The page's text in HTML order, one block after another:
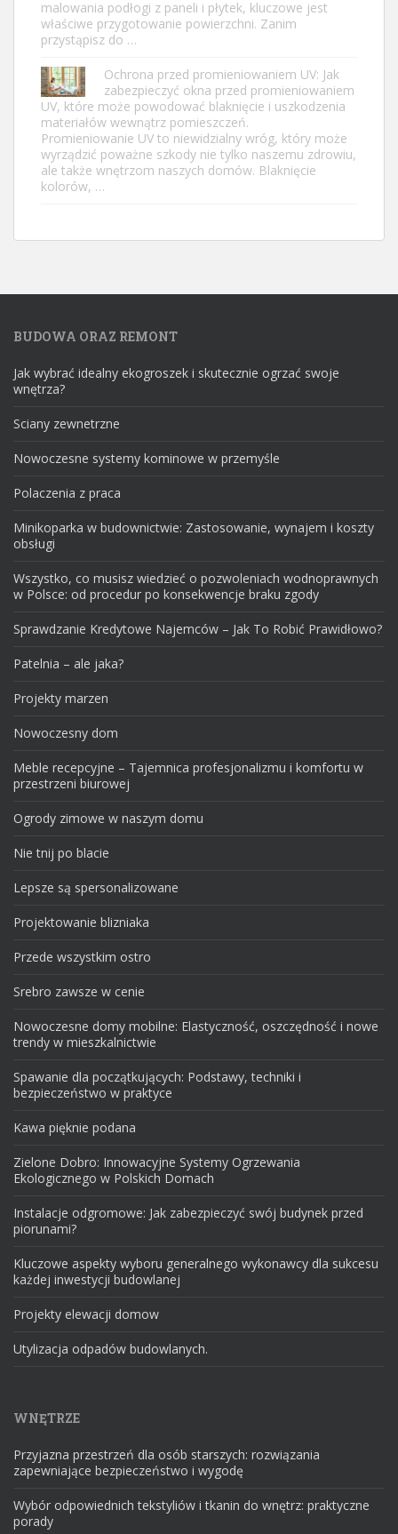
malowania podłogi z paneli i płytek, kluczowe jest
właściwe przygotowanie powierzchni. Zanim
przystąpisz do …
Ochrona przed promieniowaniem UV: Jak
zabezpieczyć okna przed promieniowaniem
UV, które może powodować blaknięcie i uszkodzenia
materiałów wewnątrz pomieszczeń.
Promieniowanie UV to niewidzialny wróg, który może
wyrządzić poważne szkody nie tylko naszemu zdrowiu,
ale także wnętrzom naszych domów. Blaknięcie
kolorów, …
BUDOWA ORAZ REMONT
Jak wybrać idealny ekogroszek i skutecznie ogrzać swoje
wnętrza?
Sciany zewnetrzne
Nowoczesne systemy kominowe w przemyśle
Polaczenia z praca
Minikoparka w budownictwie: Zastosowanie, wynajem i koszty
obsługi
Wszystko, co musisz wiedzieć o pozwoleniach wodnoprawnych
w Polsce: od procedur po konsekwencje braku zgody
Sprawdzanie Kredytowe Najemców – Jak To Robić Prawidłowo?
Patelnia – ale jaka?
Projekty marzen
Nowoczesny dom
Meble recepcyjne – Tajemnica profesjonalizmu i komfortu w
przestrzeni biurowej
Ogrody zimowe w naszym domu
Nie tnij po blacie
Lepsze są spersonalizowane
Projektowanie blizniaka
Przede wszystkim ostro
Srebro zawsze w cenie
Nowoczesne domy mobilne: Elastyczność, oszczędność i nowe
trendy w mieszkalnictwie
Spawanie dla początkujących: Podstawy, techniki i
bezpieczeństwo w praktyce
Kawa pięknie podana
Zielone Dobro: Innowacyjne Systemy Ogrzewania
Ekologicznego w Polskich Domach
Instalacje odgromowe: Jak zabezpieczyć swój budynek przed
piorunami?
Kluczowe aspekty wyboru generalnego wykonawcy dla sukcesu
każdej inwestycji budowlanej
Projekty elewacji domow
Utylizacja odpadów budowlanych.
WNĘTRZE
Przyjazna przestrzeń dla osób starszych: rozwiązania
zapewniające bezpieczeństwo i wygodę
Wybór odpowiednich tekstyliów i tkanin do wnętrz: praktyczne
porady